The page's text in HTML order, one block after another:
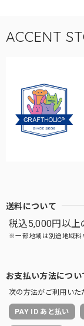
ACCENT
送料について
税込5,000円以上
※一部地域は別途地域料
お支払い方法につい
次の方法がご利用いた
PAY ID あと払い